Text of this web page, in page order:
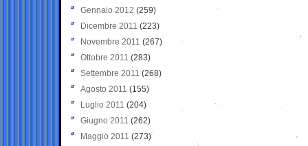
Gennaio 2012 (259)
Dicembre 2011 (223)
Novembre 2011 (267)
Ottobre 2011 (283)
Settembre 2011 (268)
Agosto 2011 (155)
Luglio 2011 (204)
Giugno 2011 (262)
Maggio 2011 (273)